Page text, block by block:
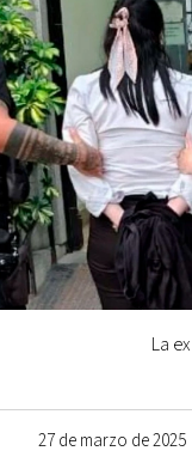
27 de marzo de 2025
La